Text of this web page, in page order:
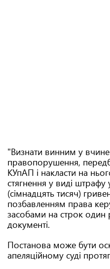
"Визнати винним у
правопорушення,
КУпАП і накласти на
стягнення у виді штрафу
(сімнадцять тисяч)
позбавленням права
засобами на строк один
документі.
Постанова може бути
апеляційному суді